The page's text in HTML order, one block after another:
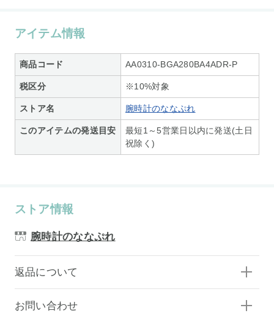
アイテム情報
商品コード AA0310-BGA280BA4ADR-P
税区分 ※10%対象
ストア名 腕時計のななぷれ
このアイテムの発送目安
最短1～5営業日以内に発送(土日
祝除く)
ストア情報
腕時計のななぷれ
返品について
お問い合わせ